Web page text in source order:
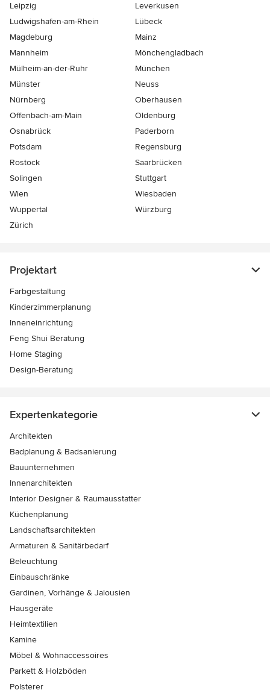
Leipzig
Leverkusen
Ludwigshafen-am-Rhein
Lübeck
Magdeburg
Mainz
Mannheim
Mönchen­gladbach
Mülheim-an-der-Ruhr
München
Münster
Neuss
Nürnberg
Oberhausen
Offenbach-am-Main
Oldenburg
Osnabrück
Paderborn
Potsdam
Regensburg
Rostock
Saarbrücken
Solingen
Stuttgart
Wien
Wiesbaden
Wuppertal
Würzburg
Zürich
Projektart
Farbgestaltung
Kinderzimmerplanung
Inneneinrichtung
Feng Shui Beratung
Home Staging
Design-Beratung
Expertenkategorie
Architekten
Badplanung & Badsanierung
Bauunternehmen
Innenarchitekten
Interior Designer & Raumausstatter
Küchenplanung
Landschaftsarchitekten
Armaturen & Sanitärbedarf
Beleuchtung
Einbauschränke
Gardinen, Vorhänge & Jalousien
Hausgeräte
Heimtextilien
Kamine
Möbel & Wohnaccessoires
Parkett & Holzböden
Polsterer